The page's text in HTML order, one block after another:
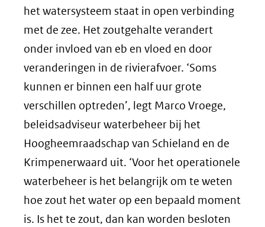
het watersysteem staat in open verbinding
met de zee. Het zoutgehalte verandert
onder invloed van eb en vloed en door
veranderingen in de rivierafvoer. ‘Soms
kunnen er binnen een half uur grote
verschillen optreden’, legt Marco Vroege,
beleidsadviseur waterbeheer bij het
Hoogheemraadschap van Schieland en de
Krimpenerwaard uit. ‘Voor het operationele
waterbeheer is het belangrijk om te weten
hoe zout het water op een bepaald moment
is. Is het te zout, dan kan worden besloten